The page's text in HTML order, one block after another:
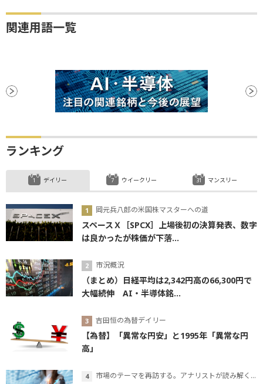
関連用語一覧
ランキング
デイリー
岡元兵八郎の米国株マスターへの道
スペースＸ［SPCX］上場後初の決算発表、数字
は良かったが株価が下落...
市況概況
（まとめ）日経平均は2,342円高の66,300円で
大幅続伸 AI・半導体銘...
吉田恒の為替デイリー
【為替】「異常な円安」と1995年「異常な円
高」
市場のテーマを再訪する。アナリストが読み解くテーマの本質
ウイークリー マンスリー